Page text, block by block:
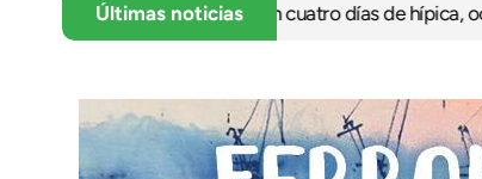
Últimas noticias
su 35º aniversario con cuatro días de hípica, ocio